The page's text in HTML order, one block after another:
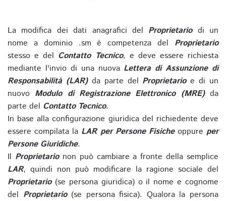
La modifica dei dati anagrafici del Proprietariodi un
nome a dominio .sm è competenza del Proprietario
stesso e del Contatto Tecnico, e deve essere richiesta
mediante l'invio di una nuova Lettera di Assunzione di
Responsabilità (LAR)da parte del Proprietarioe di un
nuovo Modulo di Registrazione Elettronico (MRE)da
parte del Contatto Tecnico.
In base alla configurazione giuridica del richiedente deve
essere compilata la LAR per Persone Fisicheoppure per
Persone Giuridiche.
Il Proprietarionon può cambiare a fronte della semplice
LAR, quindi non può modificare la ragione sociale del
Proprietario(se persona giuridica) o il nome e cognome
del Proprietario(se persona fisica). Qualora la persona